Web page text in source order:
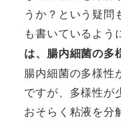
うか？という疑問
も書いているよう
は、腸内細菌の多
腸内細菌の多様性
ですが、多様性が
おそらく粘液を分